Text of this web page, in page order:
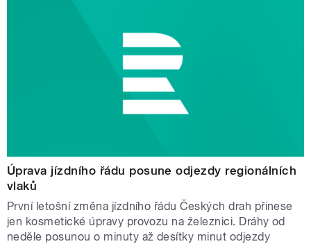
Úprava jízdního řádu posune odjezdy regionálních
vlaků
První letošní změna jízdního řádu Českých drah přinese
jen kosmetické úpravy provozu na železnici. Dráhy od
neděle posunou o minuty až desítky minut odjezdy